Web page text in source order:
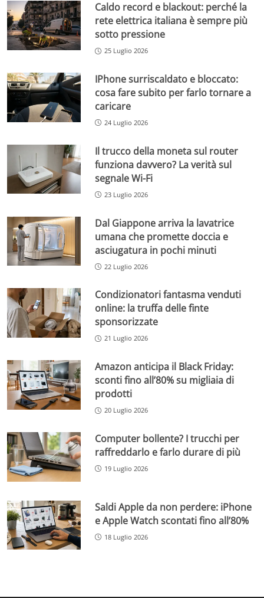
Caldo record e blackout: perché la
rete elettrica italiana è sempre più
sotto pressione
25 Luglio 2026
IPhone surriscaldato e bloccato:
cosa fare subito per farlo tornare a
caricare
24 Luglio 2026
Il trucco della moneta sul router
funziona davvero? La verità sul
segnale Wi-Fi
23 Luglio 2026
Dal Giappone arriva la lavatrice
umana che promette doccia e
asciugatura in pochi minuti
22 Luglio 2026
Condizionatori fantasma venduti
online: la truffa delle finte
sponsorizzate
21 Luglio 2026
Amazon anticipa il Black Friday:
sconti fino all’80% su migliaia di
prodotti
20 Luglio 2026
Computer bollente? I trucchi per
raffreddarlo e farlo durare di più
19 Luglio 2026
Saldi Apple da non perdere: iPhone
e Apple Watch scontati fino all’80%
18 Luglio 2026